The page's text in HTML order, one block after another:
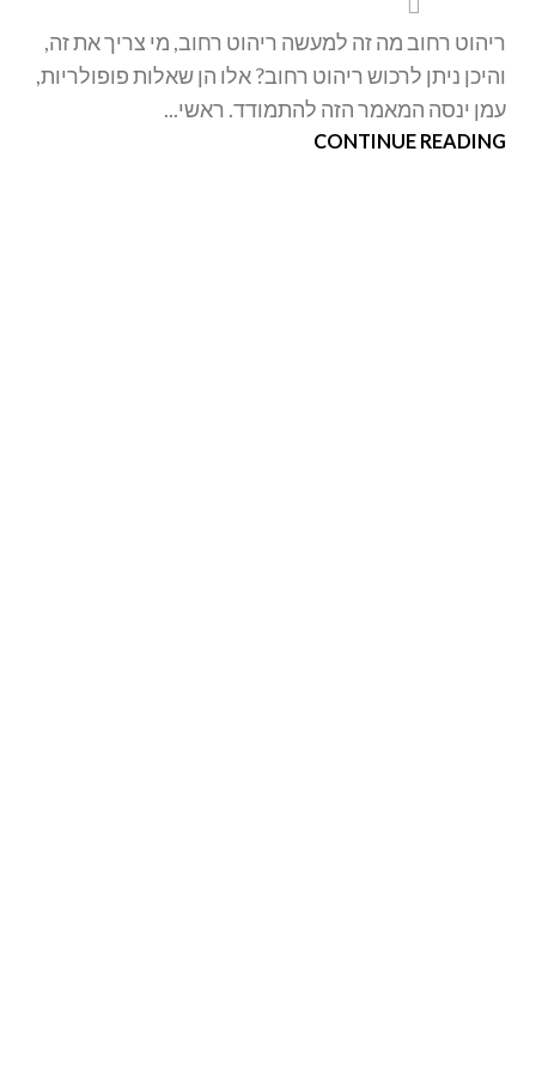
ריהוט רחוב מה זה למעשה ריהוט רחוב, מי צריך את זה,
והיכן ניתן לרכוש ריהוט רחוב? אלו הן שאלות פופולריות,
עמן ינסה המאמר הזה להתמודד. ראשי...
CONTINUE READING